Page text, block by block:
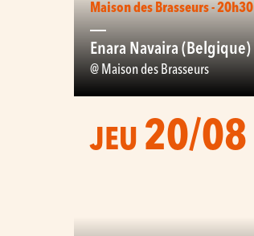
Maison des Brasseurs - 20h30
Enara Navaira (Belgique)
@ Maison des Brasseurs
JEU 20/08